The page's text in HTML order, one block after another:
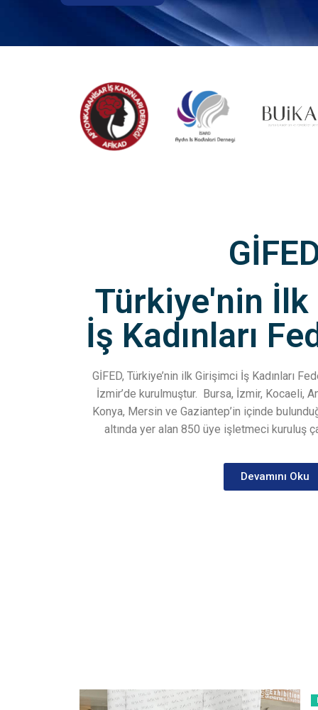
Türkiye'nin
İş Kadınları
GİFED, Türkiye’nin ilk Girişimci İş Kadınları
İzmir’de kurulmuştur. Bursa, İzmir, Kocaeli,
Konya, Mersin ve Gaziantep’in içinde
altında yer alan 850 üye işletmeci kuruluş
Devamını Oku